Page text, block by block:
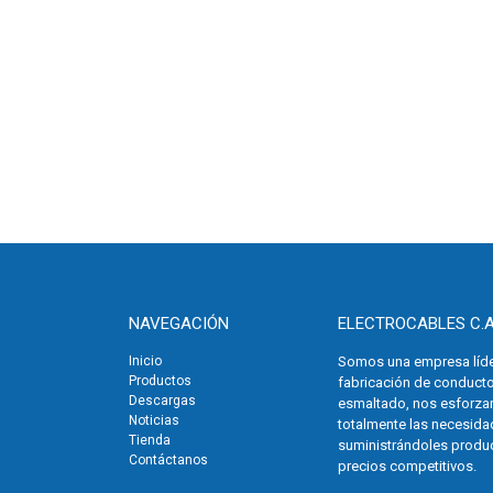
NAVEGACIÓN
Inicio
Productos
Descargas
Noticias
Tienda
Contáctanos
ELECTROCABLES
Somos una empresa
fabricación de
esmaltado, nos
totalmente las
suministrándoles
precios competitivos.